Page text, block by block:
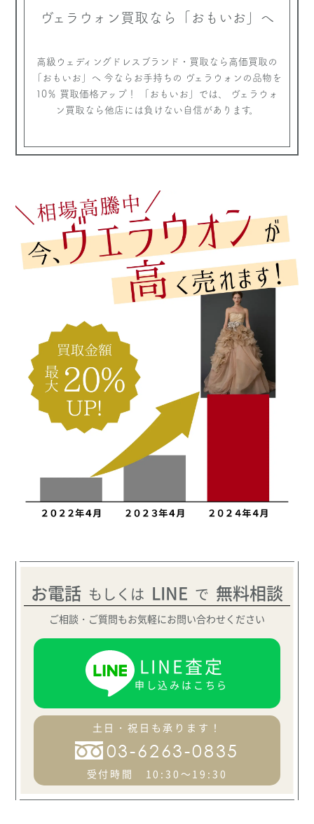
ヴェラウォン買取なら 「おもいお」へ
高級ウェディングドレスブランド・買取なら高価買取の
「おもいお」へ 今ならお手持ちの ヴェラウォンの品物を
10％ 買取価格アップ！
「おもいお」では、 ヴェラウォ
ン買取なら他店には負けない自信があります。
お電話 もしくは LINE で 無料相談
ご相談・ご質問もお気軽にお問い合わせください
LINE査定
申し込みはこちら
土日・祝日も承ります！
03-6263-0835
受付時間 10:30～19:30